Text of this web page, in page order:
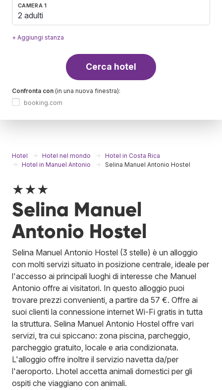
CAMERA 1
2 adulti
+ Aggiungi stanza
Cerca hotel
Confronta con (in una nuova finestra):
booking.com
Hotel Hotel nel mondo
Hotel in Costa Rica
Hotel in Manuel Antonio
Selina Manuel Antonio Hostel
★★★
Selina Manuel
Antonio Hostel
Selina Manuel Antonio Hostel (3 stelle) è un alloggio
con molti servizi situato in posizione centrale, ideale per
l'accesso ai principali luoghi di interesse che Manuel
Antonio offre ai visitatori. In questo alloggio puoi
trovare prezzi convenienti, a partire da 57 €. Offre ai
suoi clienti la connessione internet Wi-Fi gratis in tutta
la struttura. Selina Manuel Antonio Hostel offre vari
servizi, tra cui spiccano: zona piscina, parcheggio,
parcheggio gratuito, locale e aria condizionata.
L'alloggio offre inoltre il servizio navetta da/per
l'aeroporto. Lhotel accetta animali domestici per gli
ospiti che viaggiano con animali.